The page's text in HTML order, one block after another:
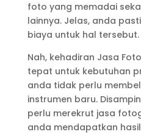
foto yang memadai
lainnya. Jelas, anda
biaya untuk hal tersebut.
Nah, kehadiran Jasa
tepat untuk kebutuhan
anda tidak perlu
instrumen baru.
perlu merekrut jasa
anda mendapatkan